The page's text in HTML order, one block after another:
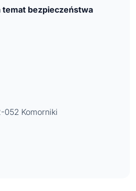
temat bezpieczeństwa
052 Komorniki